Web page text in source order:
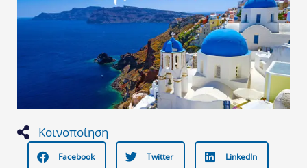
Κοινοποίηση
Facebook Twitter LinkedIn